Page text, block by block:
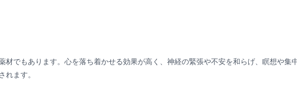
材でもあります。心を落ち着かせる効果が高く、神経の緊張や不安を和らげ、瞑想や集
れます。